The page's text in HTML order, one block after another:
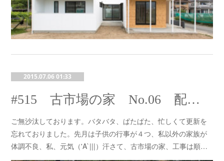
2015.07.06 01:33
#515 古市場の家 No.06 配筋検査
ご無沙汰しております。バタバタ、ぱたぱた、忙しくて更新を
忘れておりました。先月は子供の行事が４つ、私以外の家族が
体調不良、私、元気（'A`|||）汗さて、古市場の家、工事は順…